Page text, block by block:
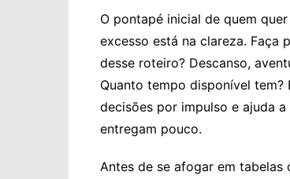
O pontapé inicial de quem
excesso está na clareza. Faça
desse roteiro? Descanso,
Quanto tempo disponível tem?
decisões por impulso e ajuda
entregam pouco.
Antes de se afogar em